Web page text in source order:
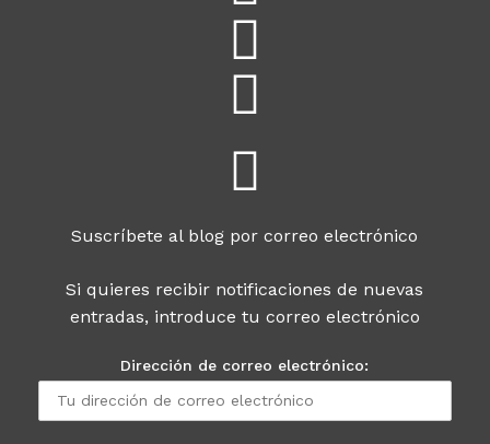
Suscríbete al blog por correo electrónico
Si quieres recibir notificaciones de nuevas
entradas, introduce tu correo electrónico
Dirección de correo electrónico: